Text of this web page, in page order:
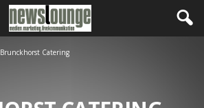
Brunckhorst Catering